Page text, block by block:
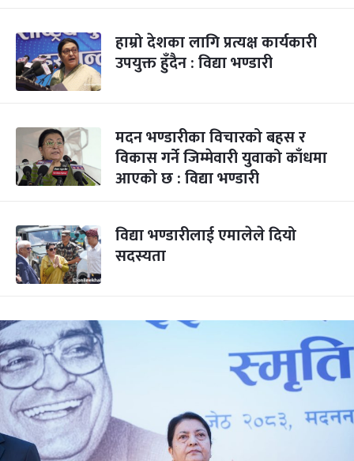
हाम्रो देशका लागि प्रत्यक्ष कार्यकारी
उपयुक्त हुँदैन : विद्या भण्डारी
मदन भण्डारीका विचारको बहस र
विकास गर्ने जिम्मेवारी युवाको काँधमा
आएको छ : विद्या भण्डारी
विद्या भण्डारीलाई एमालेले दियो
सदस्यता